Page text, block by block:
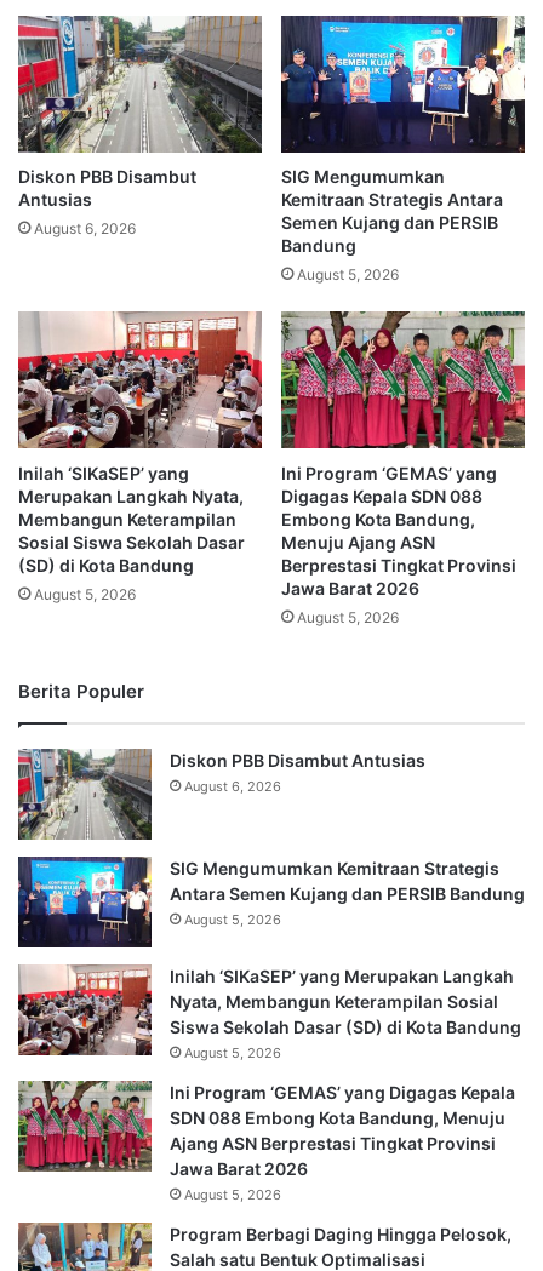
Diskon PBB Disambut
Antusias
August 6, 2026
SIG Mengumumkan
Kemitraan Strategis Antara
Semen Kujang dan PERSIB
Bandung
August 5, 2026
Inilah ‘SIKaSEP’ yang
Merupakan Langkah Nyata,
Membangun Keterampilan
Sosial Siswa Sekolah Dasar
(SD) di Kota Bandung
August 5, 2026
Ini Program ‘GEMAS’ yang
Digagas Kepala SDN 088
Embong Kota Bandung,
Menuju Ajang ASN
Berprestasi Tingkat Provinsi
Jawa Barat 2026
August 5, 2026
Berita Populer
Diskon PBB Disambut Antusias
August 6, 2026
SIG Mengumumkan Kemitraan Strategis
Antara Semen Kujang dan PERSIB Bandung
August 5, 2026
Inilah ‘SIKaSEP’ yang Merupakan Langkah
Nyata, Membangun Keterampilan Sosial
Siswa Sekolah Dasar (SD) di Kota Bandung
August 5, 2026
Ini Program ‘GEMAS’ yang Digagas Kepala
SDN 088 Embong Kota Bandung, Menuju
Ajang ASN Berprestasi Tingkat Provinsi
Jawa Barat 2026
August 5, 2026
Program Berbagi Daging Hingga Pelosok,
Salah satu Bentuk Optimalisasi